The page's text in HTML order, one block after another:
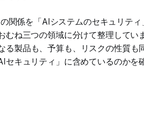
関係を「AIシステムのセキュリテ
むね三つの領域に分けて整理してい
る製品も、予算も、リスクの性質も
セキュリティ」に含めているのかを